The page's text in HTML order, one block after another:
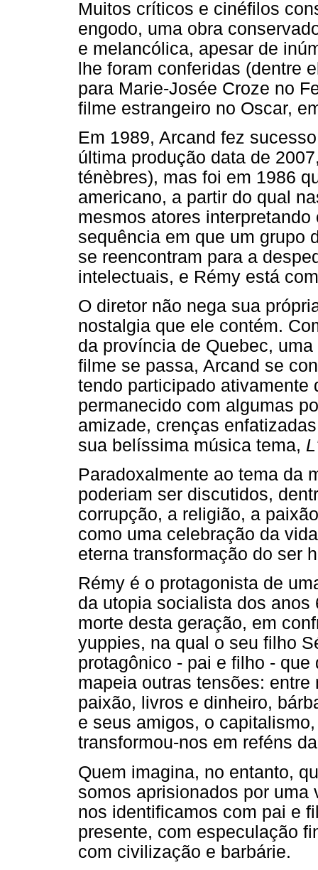
Muitos críticos e cinéfilos
engodo, uma obra
e melancólica, apesar de
lhe foram conferidas (dentre
para Marie-Josée Croze no
filme estrangeiro no Oscar,
Em 1989, Arcand fez
última produção data de
ténèbres), mas foi em 1986
americano, a partir do qual
mesmos atores
sequência em que um grupo
se reencontram para a
intelectuais, e Rémy está
O diretor não nega sua
nostalgia que ele contém.
da província de Quebec,
filme se passa, Arcand se
tendo participado ativamente
permanecido com algumas
amizade, crenças
sua belíssima música tema,
Paradoxalmente ao tema da
poderiam ser discutidos,
corrupção, a religião, a
como uma celebração da
eterna transformação do ser
Rémy é o protagonista de
da utopia socialista dos
morte desta geração, em
yuppies, na qual o seu filho
protagônico - pai e filho -
mapeia outras tensões:
paixão, livros e dinheiro,
e seus amigos, o
transformou-nos em reféns
Quem imagina, no entanto,
somos aprisionados por
nos identificamos com pai e
presente, com especulação
com civilização e barbárie.